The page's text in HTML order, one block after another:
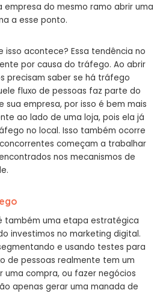
do mesmo ramo abrir uma
a esse ponto.
isso acontece? Essa tendência no
por causa do tráfego. Ao abrir
precisam saber se há tráfego
fluxo de pessoas faz parte do
sua empresa, por isso é bem mais
ao lado de uma loja, pois ela já
no local. Isso também ocorre
começam a trabalhar
nos mecanismos de
também uma etapa estratégica
investimos no marketing digital.
e usando testes para
de pessoas realmente tem um
compra, ou fazer negócios
apenas gerar uma manada de